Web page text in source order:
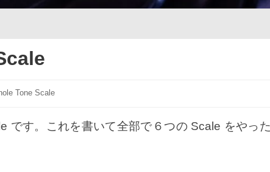
Tone Scale
です。これを書いて全部で６つの Scale をやっ